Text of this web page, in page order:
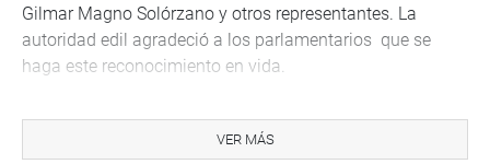
Gilmar Magno Solórzano y otros representantes. La
autoridad edil agradeció a los parlamentarios que se
haga este reconocimiento en vida.
15 personas que aportaron en esta cultura afroperuana.
VER MÁS